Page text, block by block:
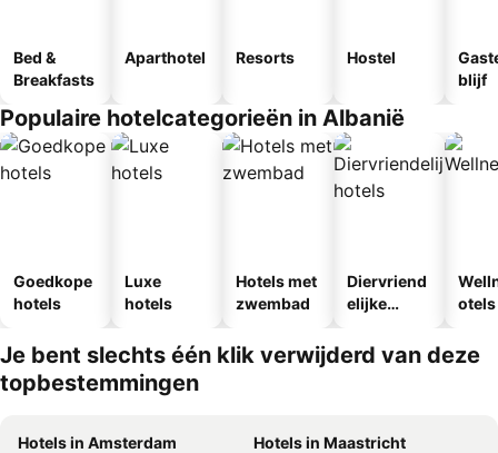
Bed &
Breakfasts
Aparthotel Resorts Hostel
blijf
Populaire hotelcategorieën in Albanië
Goedkope
hotels
Luxe
hotels
Hotels met
zwembad
Diervriend
elijke
otels
Je bent slechts één klik verwijderd van deze
topbestemmingen
Hotels in Amsterdam
Hotels in Maastricht